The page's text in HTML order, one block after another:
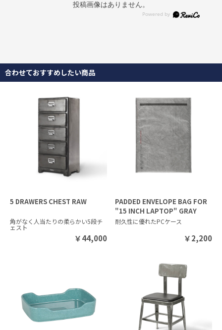
投稿画像はありません。
合わせておすすめしたい商品
5 DRAWERS CHEST RAW
角がなく人当たりの柔らかい5段チ
ェスト
￥44,000
PADDED ENVELOPE BAG FOR
"15 INCH LAPTOP" GRAY
耐久性に優れたPCケース
￥2,200